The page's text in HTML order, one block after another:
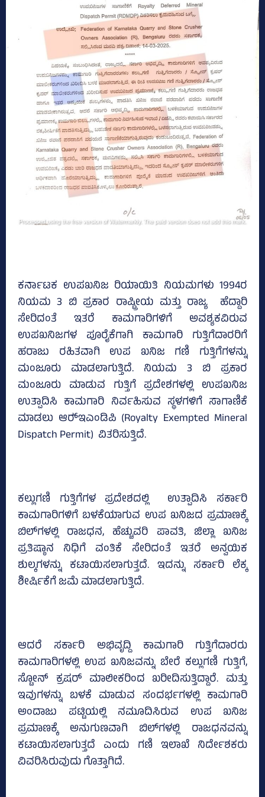
ಕರ್ನಾಟಕ ಉಪಖನಿಜ ರಿಯಾಯಿತಿ ನಿಯಮಗಳು 1994ರ
ನಿಯಮ 3 ಬಿ ಪ್ರಕಾರ ರಾಷ್ಟ್ರೀಯ ಮತ್ತು ರಾಜ್ಯ ಹೆದ್ದಾರಿ
ಸೇರಿದಂತೆ ಇತರೆ ಕಾಮಗಾರಿಗಳಿಗೆ ಅವಶ್ಯಕವಿರುವ
ಉಪಖನಿಜಗಳ ಪೂರೈಕೆಗಾಗಿ ಕಾಮಗಾರಿ ಗುತ್ತಿಗೆದಾರರಿಗೆ
ಹರಾಜು ರಹಿತವಾಗಿ ಉಪ ಖನಿಜ ಗಣಿ ಗುತ್ತಿಗೆಗಳನ್ನು
ಮಂಜೂರು ಮಾಡಲಾಗುತ್ತಿದೆ. ನಿಯಮ 3 ಬಿ ಪ್ರಕಾರ
ಮಂಜೂರು ಮಾಡುವ ಗುತ್ತಿಗೆ ಪ್ರದೇಶಗಳಲ್ಲಿ ಉಪಖನಿಜ
ಉತ್ಪಾದಿಸಿ ಕಾಮಗಾರಿ ನಿರ್ವಹಿಸುವ ಸ್ಥಳಗಳಿಗೆ ಸಾಗಾಣಿಕೆ
ಮಾಡಲು ಆರ್‍‌ಇಎಂಡಿಪಿ (Royalty Exempted Mineral
Dispatch Permit) ವಿತರಿಸುತ್ತಿದೆ.
ಕಲ್ಲುಗಣಿ ಗುತ್ತಿಗೆಗಳ ಪ್ರದೇಶದಲ್ಲಿ ಉತ್ಪಾದಿಸಿ ಸರ್ಕಾರಿ
ಕಾಮಗಾರಿಗಳಿಗೆ ಬಳಕೆಯಾಗುವ ಉಪ ಖನಿಜದ ಪ್ರಮಾಣಕ್ಕೆ
ಬಿಲ್‌ಗಳಲ್ಲಿ ರಾಜಧನ, ಹೆಚ್ಚುವರಿ ಪಾವತಿ, ಜಿಲ್ಲಾ ಖನಿಜ
ಪ್ರತಿಷ್ಠಾನ ನಿಧಿಗೆ ವಂತಿಕೆ ಸೇರಿದಂತೆ ಇತರೆ ಅನ್ವಯಿಕ
ಶುಲ್ಕಗಳನ್ನು ಕಟಾಯಿಸಲಾಗುತ್ತದೆ. ಇದನ್ನು ಸರ್ಕಾರಿ ಲೆಕ್ಕ
ಶೀರ್ಷಿಕೆಗೆ ಜಮೆ ಮಾಡಲಾಗುತ್ತಿದೆ.
ಆದರೆ ಸರ್ಕಾರಿ ಅಭಿವೃದ್ದಿ ಕಾಮಗಾರಿ ಗುತ್ತಿಗೆದಾರರು
ಕಾಮಗಾರಿಗಳಲ್ಲಿ ಉಪ ಖನಿಜವನ್ನು ಬೇರೆ ಕಲ್ಲುಗಣಿ ಗುತ್ತಿಗೆ,
ಸ್ಟೋನ್‌ ಕ್ರಷರ್ ಮಾಲೀಕರಿಂದ ಖರೀದಿಸುತ್ತಿದ್ದಾರೆ. ಮತ್ತು
ಇವುಗಳನ್ನು ಬಳಕೆ ಮಾಡುವ ಸಂದರ್ಭಗಳಲ್ಲಿ ಕಾಮಗಾರಿ
ಅಂದಾಜು ಪಟ್ಟಿಯಲ್ಲಿ ನಮೂದಿಸಿರುವ ಉಪ ಖನಿಜ
ಪ್ರಮಾಣಕ್ಕೆ ಅನುಗುಣವಾಗಿ ಬಿಲ್‌ಗಳಲ್ಲಿ ರಾಜಧನವನ್ನು
ಕಟಾಯಿಸಲಾಗುತ್ತದೆ ಎಂದು ಗಣಿ ಇಲಾಖೆ ನಿರ್ದೇಶಕರು
ವಿವರಿಸಿರುವುದು ಗೊತ್ತಾಗಿದೆ.